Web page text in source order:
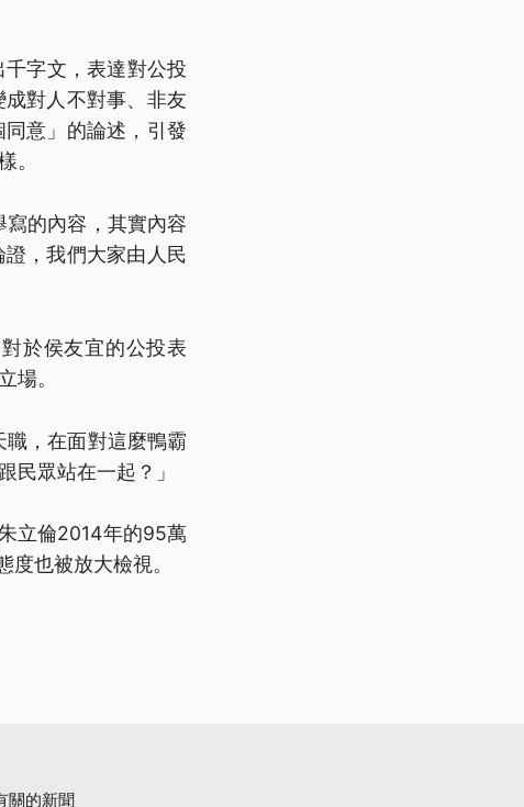
字文，表達對公投
對人不對事、非友
意」的論述，引發
。
的內容，其實內容
，我們大家由人民
於侯友宜的公投表
場。
，在面對這麼鴨霸
民眾站在一起？」
立倫2014年的95萬
也被放大檢視。
關的新聞